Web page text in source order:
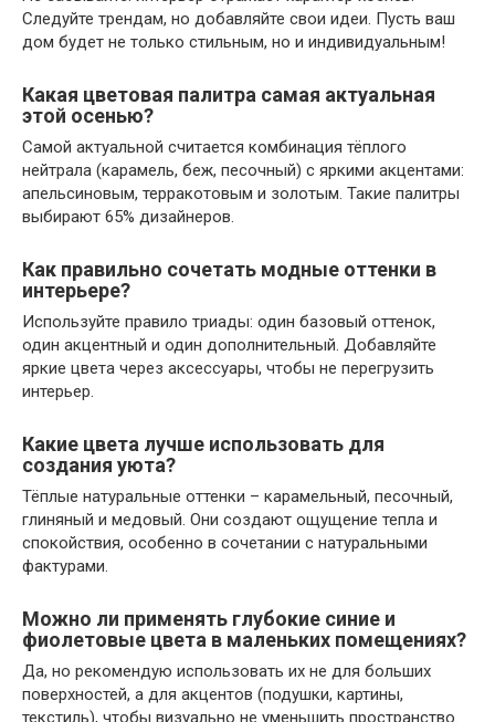
Следуйте трендам, но добавляйте свои идеи. Пусть ваш
дом будет не только стильным, но и индивидуальным!
Какая цветовая палитра самая актуальная
этой осенью?
Самой актуальной считается комбинация тёплого
нейтрала (карамель, беж, песочный) с яркими акцентами:
апельсиновым, терракотовым и золотым. Такие палитры
выбирают 65% дизайнеров.
Как правильно сочетать модные оттенки в
интерьере?
Используйте правило триады: один базовый оттенок,
один акцентный и один дополнительный. Добавляйте
яркие цвета через аксессуары, чтобы не перегрузить
интерьер.
Какие цвета лучше использовать для
создания уюта?
Тёплые натуральные оттенки – карамельный, песочный,
глиняный и медовый. Они создают ощущение тепла и
спокойствия, особенно в сочетании с натуральными
фактурами.
Можно ли применять глубокие синие и
фиолетовые цвета в маленьких помещениях?
Да, но рекомендую использовать их не для больших
поверхностей, а для акцентов (подушки, картины,
текстиль), чтобы визуально не уменьшить пространство.